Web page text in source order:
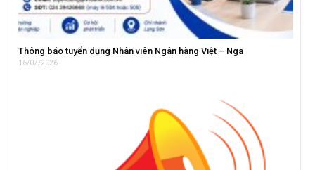
Thông báo tuyển dụng Nhân viên Ngân hàng Việt – Nga
16/07/2026